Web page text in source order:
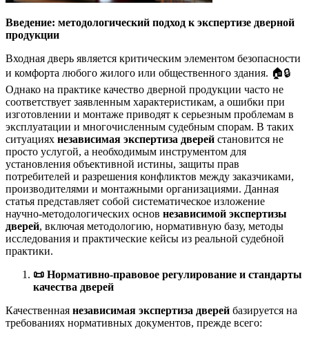
Введение: методологический подход к экспертизе дверной
продукции
Входная дверь является критическим элементом безопасности
и комфорта любого жилого или общественного здания. 🏠🔒
Однако на практике качество дверной продукции часто не
соответствует заявленным характеристикам, а ошибки при
изготовлении и монтаже приводят к серьезным проблемам в
эксплуатации и многочисленным судебным спорам. В таких
ситуациях независимая экспертиза дверей становится не
просто услугой, а необходимым инструментом для
установления объективной истины, защиты прав
потребителей и разрешения конфликтов между заказчиками,
производителями и монтажными организациями. Данная
статья представляет собой систематическое изложение
научно-методологических основ независимой экспертизы
дверей, включая методологию, нормативную базу, методы
исследования и практические кейсы из реальной судебной
практики.
📜 Нормативно-правовое регулирование и стандарты
качества дверей
Качественная независимая экспертиза дверей базируется на
требованиях нормативных документов, прежде всего: